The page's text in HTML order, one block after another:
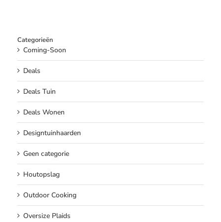
Categorieën
Coming-Soon
Deals
Deals Tuin
Deals Wonen
Designtuinhaarden
Geen categorie
Houtopslag
Outdoor Cooking
Oversize Plaids